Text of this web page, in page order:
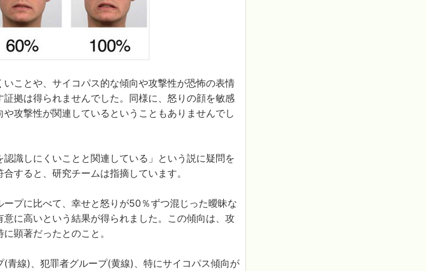
ことや、サイコパス的な傾向や攻撃性が恐怖の表情
拠は得られませんでした。同様に、怒りの顔を敏感
攻撃性が関連しているということもありませんでし
識しにくいことと関連している」という説に疑問を
すると、研究チームは指摘しています。
プに比べて、幸せと怒りが50％ずつ混じった曖昧な
に高いという結果が得られました。この傾向は、攻
顕著だったとのこと。
青線)、犯罪者グループ(黄線)、特にサイコパス傾向が